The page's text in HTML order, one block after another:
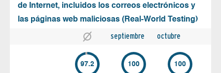
de Internet, incluidos los correos electrónicos y
las páginas web maliciosas (Real-World Testing)
septiembre octubre
97.2 100 100